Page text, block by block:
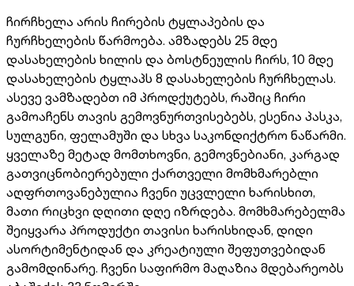
ჩირჩხელა არის ჩირების ტყლაპების და
ჩურჩხელების წარმოება. ამზადებს 25 მდე
დასახელების ხილის და ბოსტნეულის ჩირს, 10 მდე
დასახელების ტყლაპს 8 დასახელების ჩურჩხელას.
ასევე ვამზადებთ იმ პროდქუტებს, რაშიც ჩირი
გამოაჩენს თავის გემოვნურთვისებებს, ესენია პასკა,
სულგუნი, ფელამუში და სხვა საკონდიქტრო ნაწარმი.
ყველაზე მეტად მომთხოვნი, გემოვნებიანი, კარგად
გათვიცნობიერებული ქართველი მომხმარებლი
აღფრთოვანებულია ჩვენი უცვლელი ხარისხით,
მათი რიცხვი დღითი დღე იზრდება. მომხმარებელმა
შეიყვარა პროდუქტი თავისი ხარისხიდან, დიდი
ასორტიმენტიდან და კრეატიული შეფუთვებიდან
გამომდინარე. ჩვენი საფირმო მაღაზია მდებარეობს